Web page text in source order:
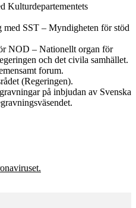
Kulturdepartementets
med SST – Myndigheten för stöd
NOD – Nationellt organ för
och det civila samhället.
forum.
(Regeringen).
på inbjudan av Svenska